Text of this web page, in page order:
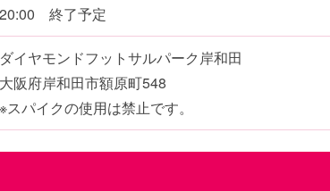
20:00 終了予定
ダイヤモンドフットサルパーク岸和田
大阪府岸和田市額原町548
※スパイクの使用は禁止です。